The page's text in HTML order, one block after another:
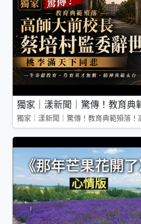
獨家｜漾新聞｜驚傳！教育
獨家｜漾新聞｜驚傳！教育典範殞落